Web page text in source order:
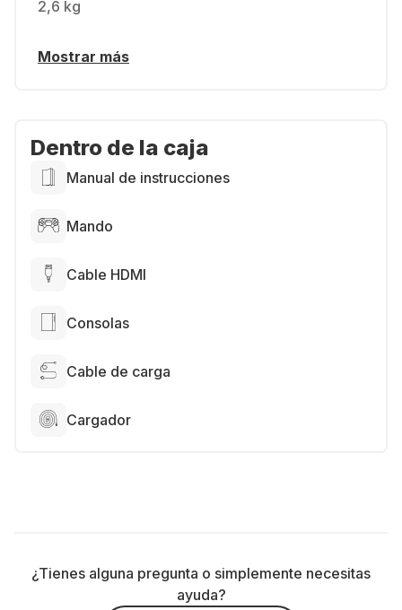
2,6 kg
Mostrar más
Dentro de la caja
Manual de instrucciones
Mando
Cable HDMI
Consolas
Cable de carga
Cargador
¿Tienes alguna pregunta o simplemente necesitas
ayuda?